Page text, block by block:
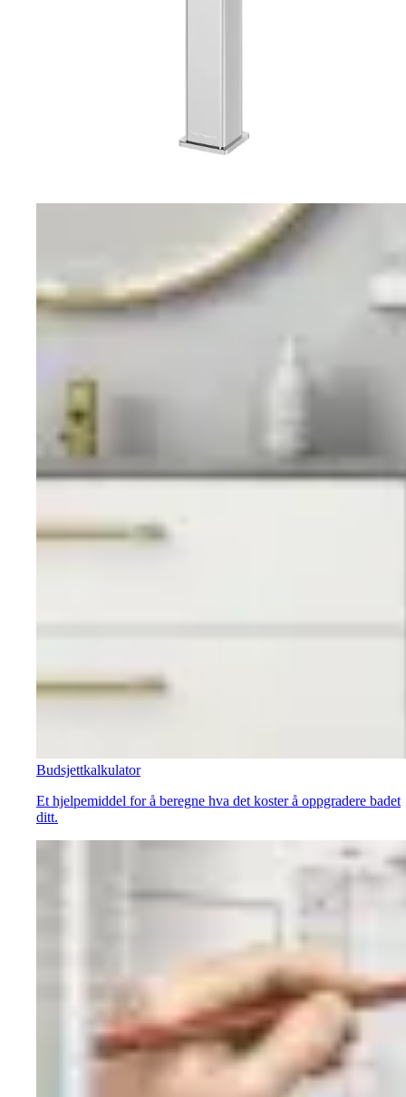
Budsjettkalkulator
Et hjelpemiddel for å beregne hva det koster å oppgradere badet
ditt.